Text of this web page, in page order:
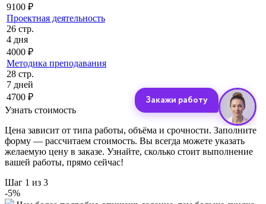
9100 ₽
Проектная деятельность
26 стр.
4 дня
4000 ₽
Методика преподавания
28 стр.
7 дней
4700 ₽
Узнать стоимость
Цена зависит от типа работы, объёма и срочности. Заполните
форму — рассчитаем стоимость. Вы всегда можете указать
желаемую цену в заказе. Узнайте, сколько стоит выполнение
вашей работы, прямо сейчас!
Шаг 1 из 3
-5%